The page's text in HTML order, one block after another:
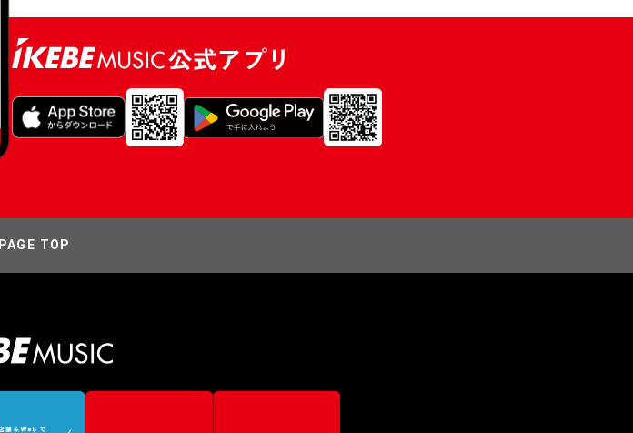
PAGE TOP